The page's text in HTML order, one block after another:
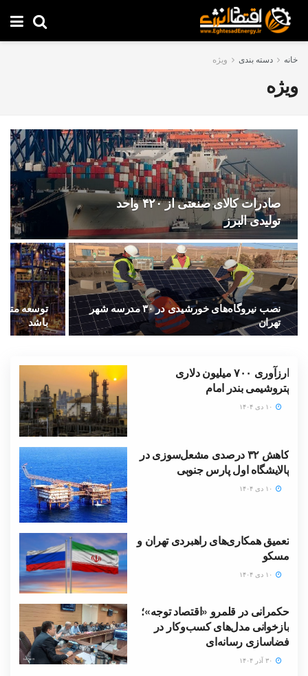
خانه دسته بندی ویژه
ویژه
صادرات کالای صنعتی از ۴۲۰ واحد
تولیدی البرز
نصب نیروگاه‌های خورشیدی در ۳۰ مدرسه شهر
تهران
توسعه
باشد
ارزآوری ۷۰۰ میلیون دلاری
پتروشیمی بندر امام
کاهش ۳۲ درصدی مشعل‌سوزی در
پالایشگاه اول پارس جنوبی
تعمیق همکاری‌های راهبردی تهران و
مسکو
حکمرانی در قلمرو «اقتصاد توجه»؛
بازخوانی مدل‌های کسب‌وکار در
فضاسازی رسانه‌ای